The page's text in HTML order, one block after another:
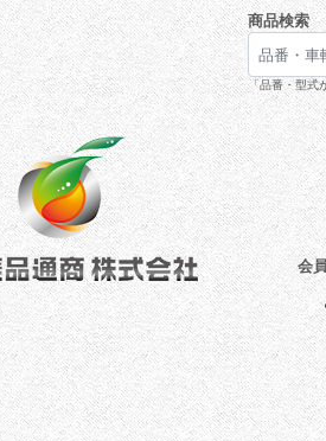
商品検索
「品番・型式
会